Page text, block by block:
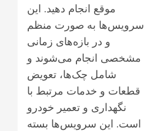
موقع انجام دهید. این
سرویس‌ها به صورت منظم
و در بازه‌های زمانی
مشخصی انجام می‌شوند و
شامل چک‌ها، تعویض
قطعات و خدمات مرتبط با
نگهداری و تعمیر خودرو
است. این سرویس‌ها بسته